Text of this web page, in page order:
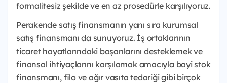
formalitesiz şekilde ve en az prosedürle karşılıyoruz.
Perakende satış finansmanın yanı sıra kurumsal
satış finansmanı da sunuyoruz. İş ortaklarının
ticaret hayatlarındaki başarılarını desteklemek ve
finansal ihtiyaçlarını karşılamak amacıyla bayi stok
finansmanı, filo ve ağır vasıta tedariği gibi birçok